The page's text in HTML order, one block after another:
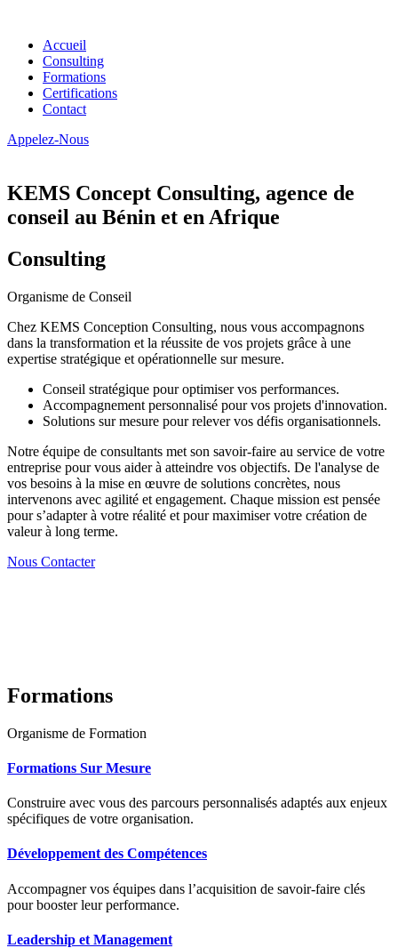
Accueil
Consulting
Formations
Certifications
Contact
Appelez-Nous
KEMS Concept Consulting, agence de
conseil au Bénin et en Afrique
Consulting
Organisme de Conseil
Chez KEMS Conception Consulting, nous vous accompagnons
dans la transformation et la réussite de vos projets grâce à une
expertise stratégique et opérationnelle sur mesure.
Conseil stratégique pour optimiser vos performances.
Accompagnement personnalisé pour vos projets d'innovation.
Solutions sur mesure pour relever vos défis organisationnels.
Notre équipe de consultants met son savoir-faire au service de votre
entreprise pour vous aider à atteindre vos objectifs. De l'analyse de
vos besoins à la mise en œuvre de solutions concrètes, nous
intervenons avec agilité et engagement. Chaque mission est pensée
pour s’adapter à votre réalité et pour maximiser votre création de
valeur à long terme.
Nous Contacter
Formations
Organisme de Formation
Formations Sur Mesure
Construire avec vous des parcours personnalisés adaptés aux enjeux
spécifiques de votre organisation.
Développement des Compétences
Accompagner vos équipes dans l’acquisition de savoir-faire clés
pour booster leur performance.
Leadership et Management